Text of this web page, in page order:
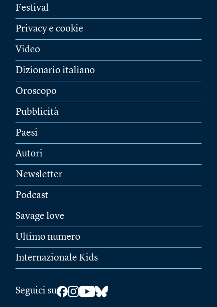
Festival
Privacy e cookie
Video
Dizionario italiano
Oroscopo
Pubblicità
Paesi
Autori
Newsletter
Podcast
Savage love
Ultimo numero
Internazionale Kids
Seguici su